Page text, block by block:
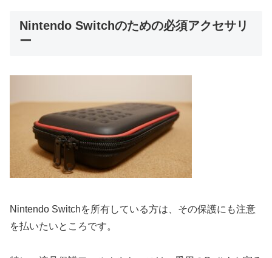
Nintendo Switchのための必須アクセサリ
ー
Nintendo Switchを所有している方は、その保護にも注意
を払いたいところです。